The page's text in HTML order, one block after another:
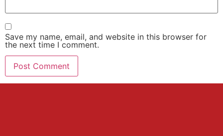
Save my name, email, and website in this browser for
the next time I comment.